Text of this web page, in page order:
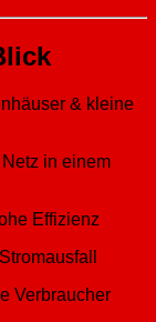
& kleine
in einem
Effizienz
Verbraucher